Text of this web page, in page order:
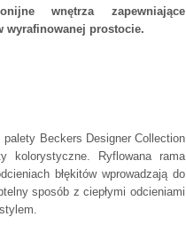
wnętrza zapewniające
wyrafinowanej prostocie.
Beckers Designer Collection
kolorystyczne. Ryflowana rama
błękitów wprowadzają do
sposób z ciepłymi odcieniami